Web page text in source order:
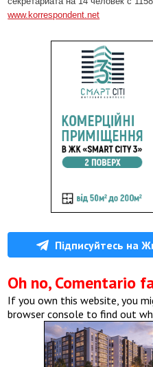
www.korrespondent.net
Підписуйтесь на
Oh no, Comentario
If you own this website, you
browser console to find out